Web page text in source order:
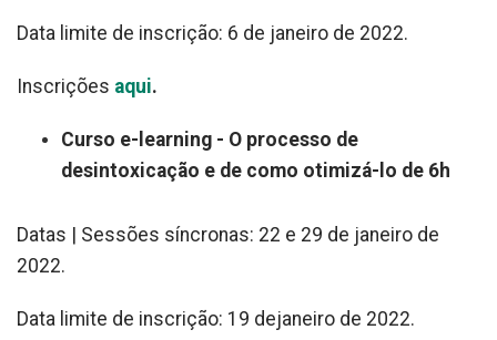
Data limite de inscrição: 6 de janeiro de 2022.
Inscrições aqui.
Curso e-learning - O processo de
desintoxicação e de como otimizá-lo de 6h
Datas | Sessões síncronas: 22 e 29 de janeiro de
2022.
Data limite de inscrição: 19 dejaneiro de 2022.